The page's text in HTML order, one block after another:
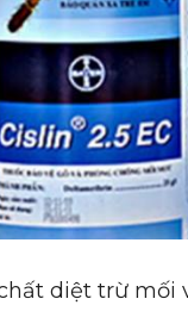
diệt trừ mối